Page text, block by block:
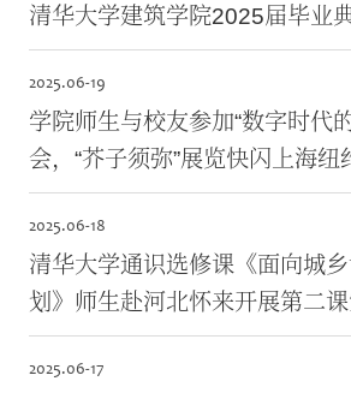
清华大学建筑学院2025届毕业
2025.06-19
学院师生与校友参加“数字时代
会，“芥子须弥”展览快闪上海纽
2025.06-18
清华大学通识选修课《面向城
划》师生赴河北怀来开展第二
2025.06-17